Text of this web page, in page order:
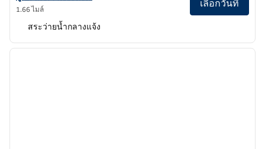
1.66 ไมล์
เลือกวันที่
สระว่ายน้ำกลางแจ้ง
1 จาก 12
ภาพถั